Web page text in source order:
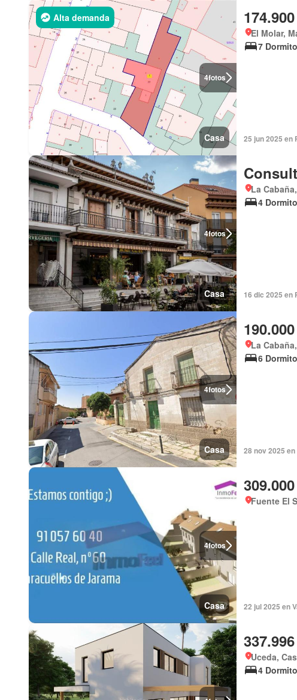
4fotos
Alta demanda
Casa
El Molar,
7
25 jun 2025 en
4fotos
Casa
La
4
16 dic 2025 en
4fotos
Casa
La
6
28 nov 2025
4fotos
Casa
Fuente El
22 jul 2025 en
Uceda,
4